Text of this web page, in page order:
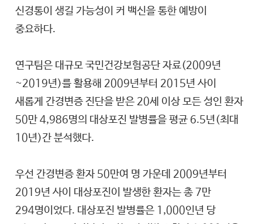
신경통이 생길 가능성이 커 백신을 통한 예방이
중요하다.
연구팀은 대규모 국민건강보험공단 자료(2009년
~2019년)를 활용해 2009년부터 2015년 사이
새롭게 간경변증 진단을 받은 20세 이상 모든 성인 환자
50만 4,986명의 대상포진 발병률을 평균 6.5년(최대
10년)간 분석했다.
우선 간경변증 환자 50만여 명 가운데 2009년부터
2019년 사이 대상포진이 발생한 환자는 총 7만
294명이었다. 대상포진 발병률은 1,000인년 당